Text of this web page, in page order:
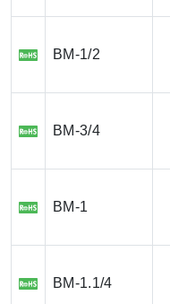
BM-1/2
BM-3/4
BM-1
BM-1.1/4